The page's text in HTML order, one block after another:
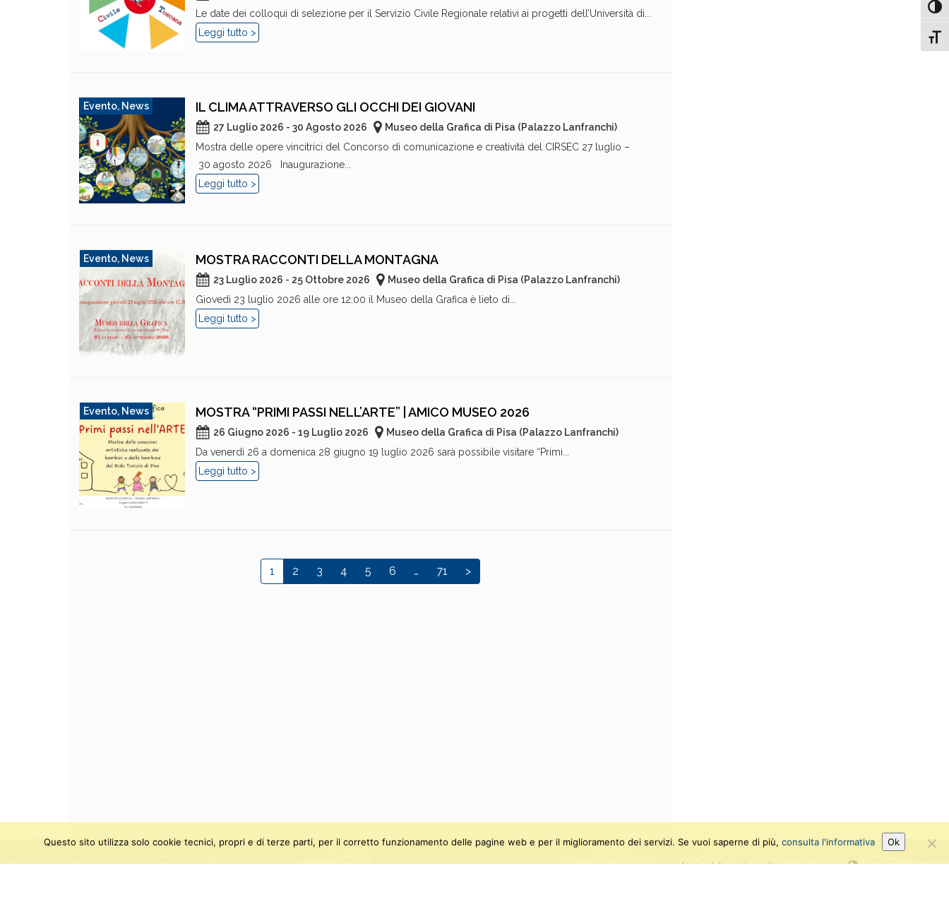
Le date dei colloqui di selezione per il Servizio Civile Regionale relativi ai progetti dell’Università di...
Leggi tutto >
Evento, News IL CLIMA ATTRAVERSO GLI OCCHI DEI GIOVANI
27 Luglio 2026 - 30 Agosto 2026
Museo della Grafica di Pisa (Palazzo Lanfranchi)
Mostra delle opere vincitrici del Concorso di comunicazione e creatività del CIRSEC 27 luglio –
30 agosto 2026 Inaugurazione...
Leggi tutto >
Evento, News MOSTRA RACCONTI DELLA MONTAGNA
23 Luglio 2026 - 25 Ottobre 2026
Museo della Grafica di Pisa (Palazzo Lanfranchi)
Giovedì 23 luglio 2026 alle ore 12:00 il Museo della Grafica è lieto di...
Leggi tutto >
Evento, News MOSTRA “PRIMI PASSI NELL’ARTE” | AMICO MUSEO 2026
26 Giugno 2026 - 19 Luglio 2026
Museo della Grafica di Pisa (Palazzo Lanfranchi)
Da venerdì 26 a domenica 28 giugno 19 luglio 2026 sarà possibile visitare “Primi...
Leggi tutto >
1 2 3 4 5 6 … 71 >
Attiva/disattiva alto contrasto
Questo sito utilizza solo cookie tecnici, propri e di terze parti, per il corretto funzionamento delle pagine web e per il miglioramento dei servizi. Se vuoi saperne di più, consulta l'informativa Ok